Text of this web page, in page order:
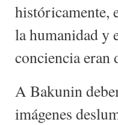
históricamente,
la humanidad y
conciencia eran
A Bakunin
imágenes